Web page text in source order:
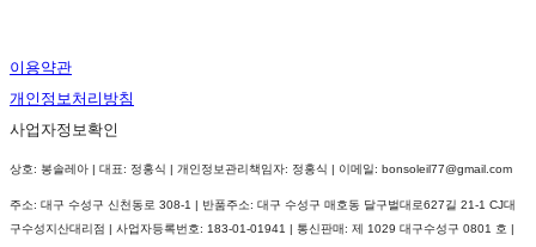
이용약관
개인정보처리방침
사업자정보확인
상호: 봉솔레아 | 대표: 정홍식 | 개인정보관리책임자: 정홍식 | 이메일: bonsoleil77@gmail.com
주소: 대구 수성구 신천동로 308-1 | 반품주소: 대구 수성구 매호동 달구벌대로627길 21-1 CJ대
구수성지산대리점 | 사업자등록번호: 183-01-01941 | 통신판매: 제 1029 대구수성구 0801 호 |